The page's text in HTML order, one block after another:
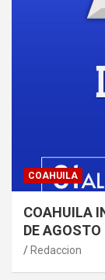
COAHUILA
COAHUILA
DE AGOSTO
Redaccion